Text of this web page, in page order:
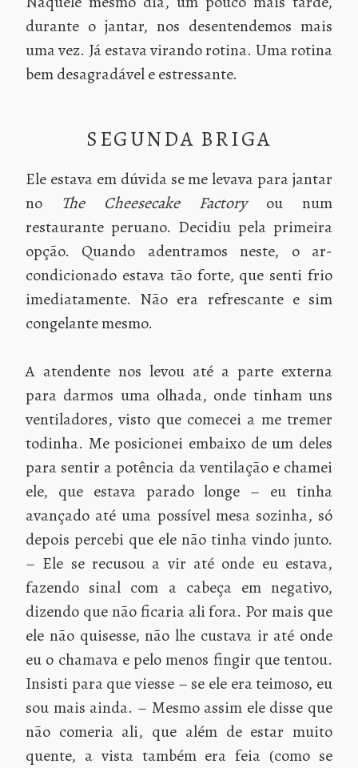
durante o jantar, nos desentendemos mais
uma vez. Já estava virando rotina. Uma rotina
bem desagradável e estressante.
SEGUNDA BRIGA
Ele estava em dúvida se me levava para jantar
no The Cheesecake Factoryou num
restaurante peruano. Decidiu pela primeira
opção. Quando adentramos neste, o ar-
condicionado estava tão forte, que senti frio
imediatamente. Não era refrescante e sim
congelante mesmo.
A atendente nos levou até a parte externa
para darmos uma olhada, onde tinham uns
ventiladores, visto que comecei a me tremer
todinha. Me posicionei embaixo de um deles
para sentir a potência da ventilação e chamei
ele, que estava parado longe – eu tinha
avançado até uma possível mesa sozinha, só
depois percebi que ele não tinha vindo junto.
– Ele se recusou a vir até onde eu estava,
fazendo sinal com a cabeça em negativo,
dizendo que não ficaria ali fora. Por mais que
ele não quisesse, não lhe custava ir até onde
eu o chamava e pelo menos fingir que tentou.
Insisti para que viesse – se ele era teimoso, eu
sou mais ainda. – Mesmo assim ele disse que
não comeria ali, que além de estar muito
quente, a vista também era feia (como se